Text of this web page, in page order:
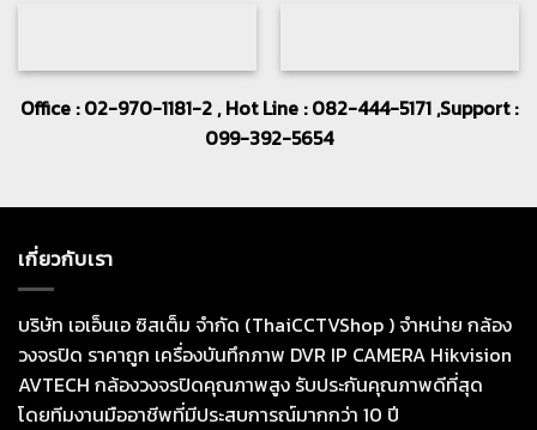
Office : 02-970-1181-2 , Hot Line : 082-444-5171 ,Support :
099-392-5654
เกี่ยวกับเรา
บริษัท เอเอ็นเอ ซิสเต็ม จำกัด (ThaiCCTVShop ) จำหน่าย กล้อง
วงจรปิด ราคาถูก เครื่องบันทึกภาพ DVR IP CAMERA Hikvision
AVTECH กล้องวงจรปิดคุณภาพสูง รับประกันคุณภาพดีที่สุด
โดยทีมงานมืออาชีพที่มีประสบการณ์มากกว่า 10 ปี